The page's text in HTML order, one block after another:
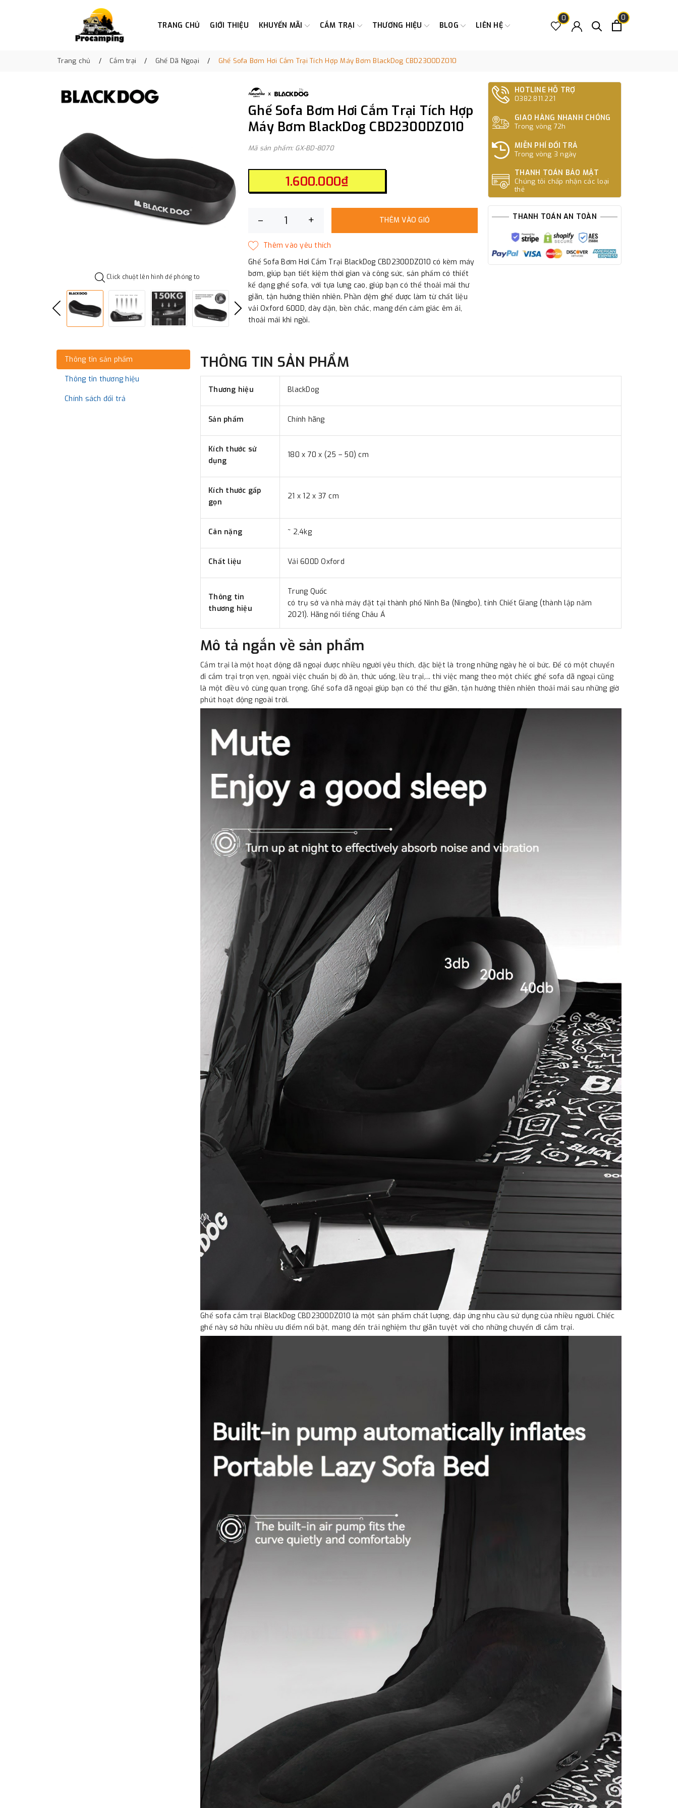
TRANG CHỦ GIỚI THIỆU KHUYẾN MÃI CẮM TRẠI THƯƠNG HIỆU BLOG LIÊN HỆ
0 0
Trang chủ Cắm trại Ghế Dã Ngoại Ghế Sofa Bơm Hơi Cắm Trại Tích Hợp Máy Bơm BlackDog CBD2300DZ010
Click chuột lên hình để phóng to
Ghế Sofa Bơm Hơi Cắm Trại Tích Hợp
Máy Bơm BlackDog CBD2300DZ010
Mã sản phẩm: GX-BD-8070
1.600.000₫
– + THÊM VÀO GIỎ
Ghế Sofa Bơm Hơi Cắm Trại BlackDog CBD2300DZ010 có kèm máy
bơm, giúp bạn tiết kiệm thời gian và công sức, sản phẩm có thiết
kế dạng ghế sofa, với tựa lưng cao, giúp bạn có thể thoải mái thư
giãn, tận hưởng thiên nhiên. Phần đệm ghế được làm từ chất liệu
vải Oxford 600D, dày dặn, bền chắc, mang đến cảm giác êm ái,
thoải mái khi ngồi.
HOTLINE HỖ TRỢ
0382.811.221
GIAO HÀNG NHANH CHÓNG
Trong vòng 72h
MIỄN PHÍ ĐỔI TRẢ
Trong vòng 3 ngày
THANH TOÁN BẢO MẬT
Chúng tôi chấp nhận các loại
thẻ
THANH TOÁN AN TOÀN
Thông tin sản phẩm
Thông tin thương hiệu
Chính sách đổi trả
THÔNG TIN SẢN PHẨM
Thương hiệu BlackDog
Sản phẩm Chính hãng
Kích thước sử
dụng
180 x 70 x (25 – 50) cm
Kích thước gấp
gọn
21 x 12 x 37 cm
Cân nặng ~ 2,4kg
Chất liệu Vải 600D Oxford
Thông tin
thương hiệu
Trung Quốc
có trụ sở và nhà máy đặt tại thành phố Ninh Ba (Ningbo), tỉnh Chiết Giang (thành lập năm
2021). Hãng nổi tiếng Châu Á
Mô tả ngắn về sản phẩm
Cắm trại là một hoạt động dã ngoại được nhiều người yêu thích, đặc biệt là trong những ngày hè oi bức. Để có một chuyến
đi cắm trại trọn vẹn, ngoài việc chuẩn bị đồ ăn, thức uống, lều trại,... thì việc mang theo một chiếc ghế sofa dã ngoại cũng
là một điều vô cùng quan trọng. Ghế sofa dã ngoại giúp bạn có thể thư giãn, tận hưởng thiên nhiên thoải mái sau những giờ
phút hoạt động ngoài trời.
Ghế sofa cắm trại BlackDog CBD2300DZ010 là một sản phẩm chất lượng, đáp ứng nhu cầu sử dụng của nhiều người. Chiếc
ghế này sở hữu nhiều ưu điểm nổi bật, mang đến trải nghiệm thư giãn tuyệt vời cho những chuyến đi cắm trại.